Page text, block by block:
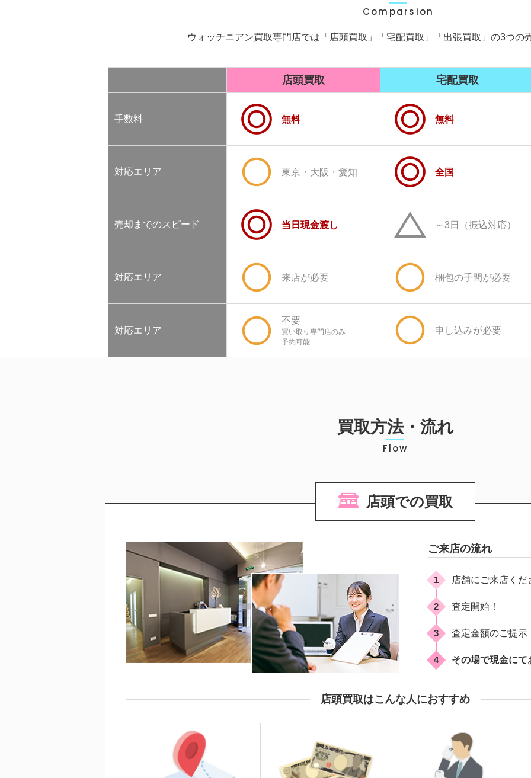
Comparsion
ウォッチニアン買取専門店では「店頭買取」 「宅配買取」 「出張買取」の3つの
店頭買取 宅配買取
手数料 無料 無料
対応エリア 東京・大阪・愛知 全国
売却までのスピード 当日現金渡し ～3日（振込対応）
対応エリア 来店が必要 梱包の手間が必要
対応エリア
不要
買い取り専門店のみ
予約可能
申し込みが必要
買取方法・流れ
Flow
店頭での買取
ご来店の流れ
1 店舗にご来店くだ
2 査定開始！
3 査定金額のご提示
4 その場で現金にて
店頭買取はこんな人におすすめ